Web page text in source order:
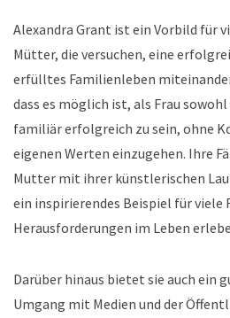
Alexandra Grant ist ein Vorbild für
Mütter, die versuchen, eine
erfülltes Familienleben
dass es möglich ist, als Frau
familiär erfolgreich zu sein, ohne
eigenen Werten einzugehen. Ihre
Mutter mit ihrer künstlerischen
ein inspirierendes Beispiel für viele
Herausforderungen im Leben
Darüber hinaus bietet sie auch ein
Umgang mit Medien und der